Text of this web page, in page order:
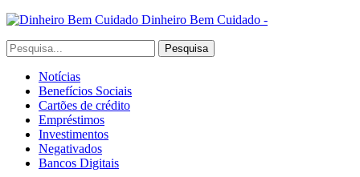
Dinheiro Bem Cuidado -
Notícias
Benefícios Sociais
Cartões de crédito
Empréstimos
Investimentos
Negativados
Bancos Digitais